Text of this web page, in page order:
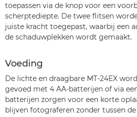
toepassen via de knop voor een
scherptediepte. De twee flitsen
juiste kracht toegepast, waarbij een
de schaduwplekken wordt gemaakt.
Voeding
De lichte en draagbare MT-24EX
gevoed met 4 AA-batterijen of via
batterijen zorgen voor een korte
blijven fotograferen zonder tussen